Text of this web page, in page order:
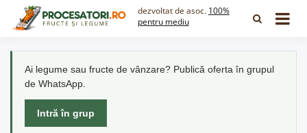
dezvoltat de asoc. 100%
pentru mediu
Ai legume sau fructe de vânzare? Publică oferta în grupul
de WhatsApp.
Intră în grup